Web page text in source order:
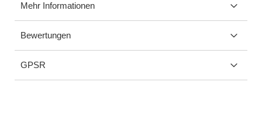
Mehr Informationen
Bewertungen
GPSR